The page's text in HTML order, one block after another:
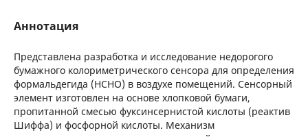
Аннотация
Представлена разработка и исследование недорогого
бумажного колориметрического сенсора для определения
формальдегида (HCHO) в воздухе помещений. Сенсорный
элемент изготовлен на основе хлопковой бумаги,
пропитанной смесью фуксинсернистой кислоты (реактив
Шиффа) и фосфорной кислоты. Механизм